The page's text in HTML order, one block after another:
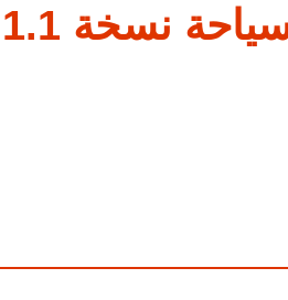
نسخة 1.1